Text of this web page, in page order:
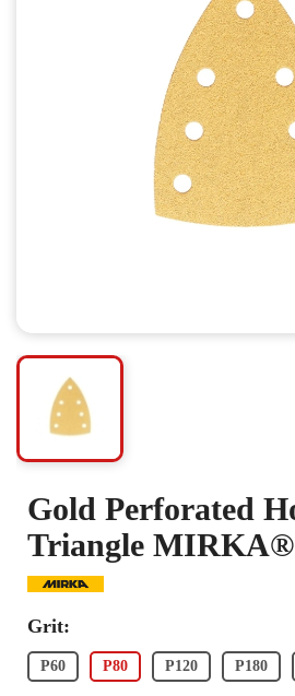
Gold Perforated
Triangle MIRKA®
Grit:
P60 P80 P120 P180